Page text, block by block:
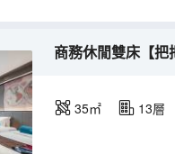
商務休閒雙床【把
35㎡ 13層